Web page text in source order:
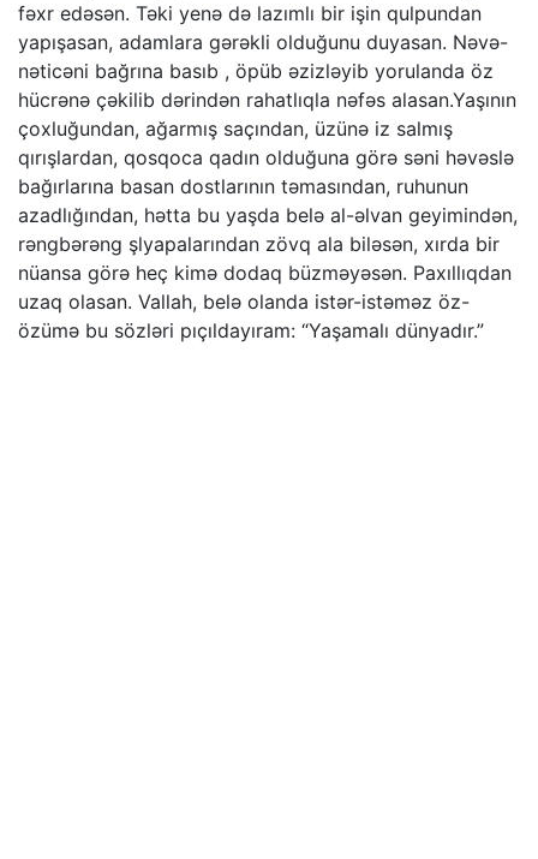
fəxr edəsən. Təki yenə də lazımlı bir işin qulpundan
yapışasan, adamlara gərəkli olduğunu duyasan. Nəvə-
nəticəni bağrına basıb , öpüb əzizləyib yorulanda öz
hücrənə çəkilib dərindən rahatlıqla nəfəs alasan.Yaşının
çoxluğundan, ağarmış saçından, üzünə iz salmış
qırışlardan, qosqoca qadın olduğuna görə səni həvəslə
bağırlarına basan dostlarının təmasından, ruhunun
azadlığından, hətta bu yaşda belə al-əlvan geyimindən,
rəngbərəng şlyapalarından zövq ala biləsən, xırda bir
nüansa görə heç kimə dodaq büzməyəsən. Paxıllıqdan
uzaq olasan. Vallah, belə olanda istər-istəməz öz-
özümə bu sözləri pıçıldayıram: “Yaşamalı dünyadır.”